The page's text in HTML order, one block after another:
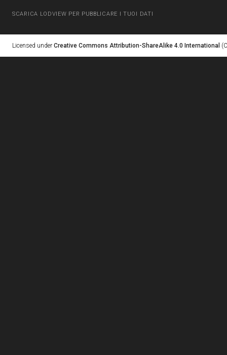
SCARICA LODVIEW PER PUBBLICARE I TUOI DATI
Licensed under Creative Commons Attribution-ShareAlike 4.0 International